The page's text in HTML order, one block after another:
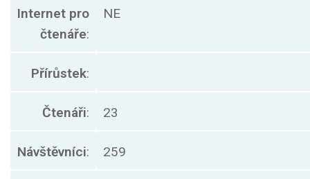
Internet pro
čtenáře:
NE
Přírůstek:
Čtenáři: 23
Návštěvníci: 259